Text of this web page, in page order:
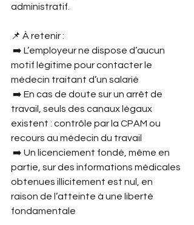
administratif.
📌 À retenir :
➡️ L’employeur ne dispose d’aucun
motif légitime pour contacter le
médecin traitant d’un salarié
➡️ En cas de doute sur un arrêt de
travail, seuls des canaux légaux
existent : contrôle par la CPAM ou
recours au médecin du travail
➡️ Un licenciement fondé, même en
partie, sur des informations médicales
obtenues illicitement est nul, en
raison de l’atteinte à une liberté
fondamentale